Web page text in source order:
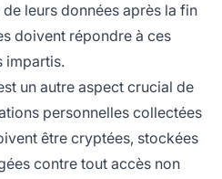
leurs données après la fin
doivent répondre à ces
impartis.
un autre aspect crucial de
personnelles collectées
être cryptées, stockées
contre tout accès non